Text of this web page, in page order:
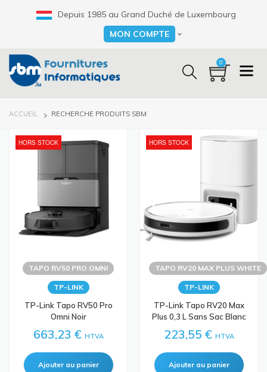
Depuis 1985 au Grand Duché de Luxembourg
Select your language
MON COMPTE
0
FIL
ACCUEIL RECHERCHE PRODUITS SBM
HORS STOCK
TAPO RV50 PRO OMNI
TP-LINK
TP-Link Tapo RV50 Pro
Omni Noir
663,23 € HTVA
HORS STOCK
TAPO RV20 MAX PLUS WHITE
TP-LINK
TP-Link Tapo RV20 Max
Plus 0,3 L Sans Sac Blanc
223,55 € HTVA